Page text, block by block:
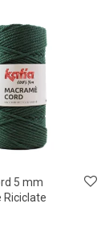
5 mm
Riciclate